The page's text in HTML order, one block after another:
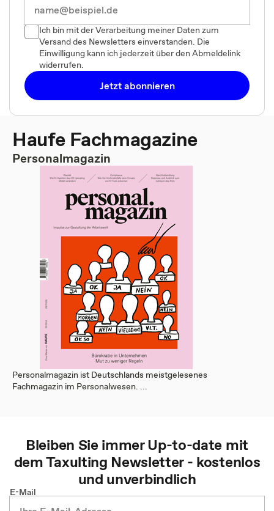
Ich bin mit der Verarbeitung meiner Daten zum
Versand des Newsletters einverstanden. Die
Einwilligung kann ich jederzeit über den Abmeldelink
widerrufen.
Jetzt abonnieren
Haufe Fachmagazine
Personalmagazin
Personalmagazin ist Deutschlands meistgelesenes
Fachmagazin im Personalwesen. ...
Bleiben Sie immer Up-to-date mit
demTaxulting Newsletter - kostenlos
und unverbindlich
E-Mail